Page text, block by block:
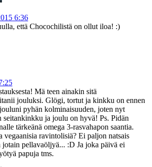
6:36
että Chocochilistä on ollut iloa! :)
Mä teen ainakin sitä
jouluksi. Glögi, tortut ja kinkku on ennen
pyhän kolminaisuuden, joten nyt
ja joulu on hyvä! Ps. Pidän
tärkeänä omega 3-rasvahapon saantia.
vegaanisia ravintolisiä? Ei paljon natsais
jotain pellavaöljyä... :D Ja joka päivä ei
papuja tms.